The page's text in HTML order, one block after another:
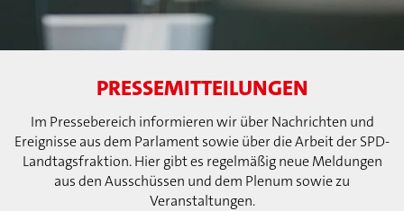
PRESSEMITTEILUNGEN
Im Pressebereich informieren wir über Nachrichten und
Ereignisse aus dem Parlament sowie über die Arbeit der SPD-
Landtagsfraktion. Hier gibt es regelmäßig neue Meldungen
aus den Ausschüssen und dem Plenum sowie zu
Veranstaltungen.